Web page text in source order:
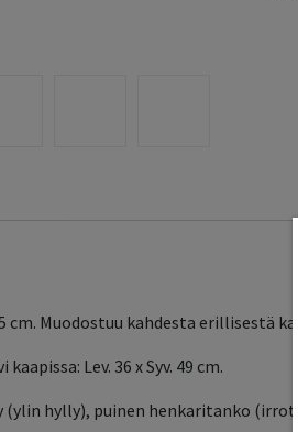
cm. Muodostuu kahdesta erillisestä
Lev. 36 x Syv. 49 cm.
hylly), puinen henkaritanko